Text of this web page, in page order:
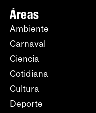
Áreas
Ambiente
Carnaval
Ciencia
Cotidiana
Cultura
Deporte